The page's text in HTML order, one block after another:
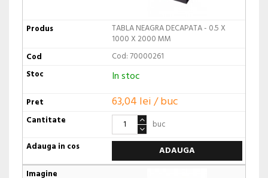
TABLA NEAGRA DECAPATA - 0.5 X
1000 X 2000 MM
Cod: 70000261
In stoc
63,04 lei / buc
buc
ADAUGA